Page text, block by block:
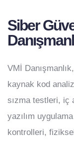
Siber
VMİ
kaynak kod
sızma testleri, iç
yazılım
kontrolleri,